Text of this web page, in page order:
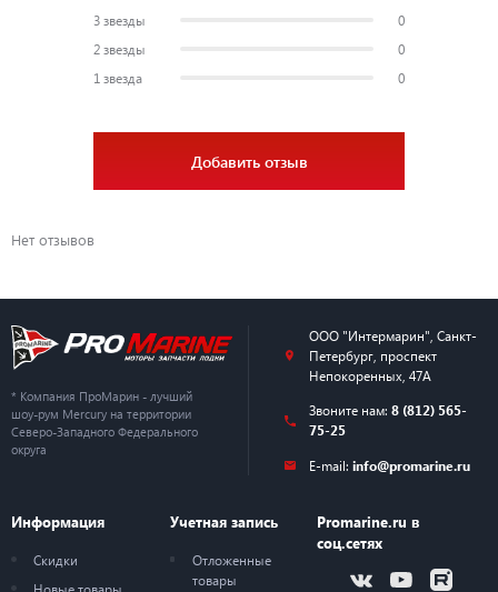
3 звезды
0
2 звезды
0
1 звезда
0
Добавить отзыв
Нет отзывов
* Компания ПроМарин - лучший
шоу-рум Mercury на территории
Северо-Западного Федерального
округа
ООО "Интермарин" Санкт-
Петербург, проспект
Непокоренных, 47А
Звоните нам: 8 (812) 565-
75-25
E-mail: info@promarine.ru
Информация
Скидки
Учетная запись
Отложенные
товары
Promarine.ru в
соц.сетях